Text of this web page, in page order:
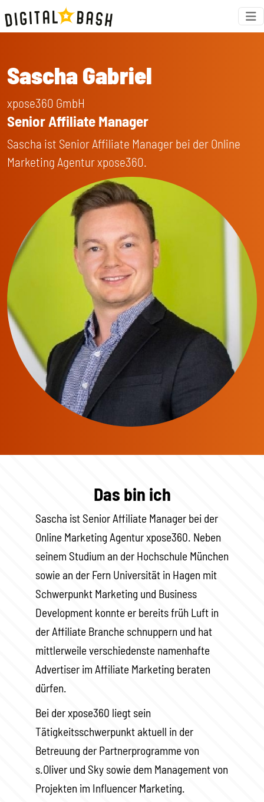
Sascha Gabriel
xpose360 GmbH
Senior Affiliate Manager
Sascha ist Senior Affiliate Manager bei der Online
Marketing Agentur xpose360.
Das bin ich
Sascha ist Senior Affiliate Manager bei der
Online Marketing Agentur xpose360. Neben
seinem Studium an der Hochschule München
sowie an der Fern Universität in Hagen mit
Schwerpunkt Marketing und Business
Development konnte er bereits früh Luft in
der Affiliate Branche schnuppern und hat
mittlerweile verschiedenste namenhafte
Advertiser im Affiliate Marketing beraten
dürfen.
Bei der xpose360 liegt sein
Tätigkeitsschwerpunkt aktuell in der
Betreuung der Partnerprogramme von
s.Oliver und Sky sowie dem Management von
Projekten im Influencer Marketing.